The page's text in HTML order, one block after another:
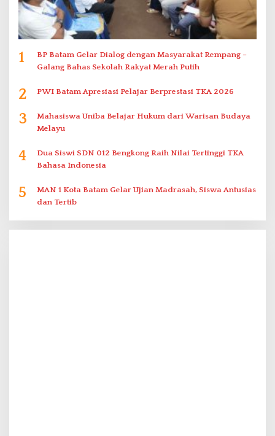
1
BP Batam Gelar Dialog dengan Masyarakat Rempang –
Galang Bahas Sekolah Rakyat Merah Putih
2 PWI Batam Apresiasi Pelajar Berprestasi TKA 2026
3
Mahasiswa Uniba Belajar Hukum dari Warisan Budaya
Melayu
4
Dua Siswi SDN 012 Bengkong Raih Nilai Tertinggi TKA
Bahasa Indonesia
5
MAN 1 Kota Batam Gelar Ujian Madrasah, Siswa Antusias
dan Tertib